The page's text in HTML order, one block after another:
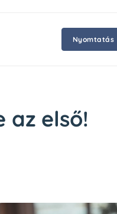
Nyomtatás
az első!